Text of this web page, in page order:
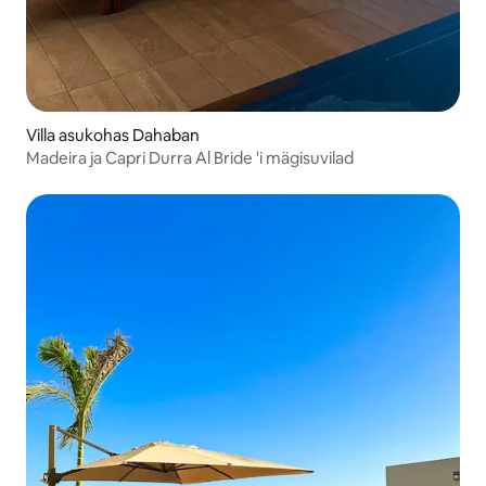
Villa asukohas Dahaban
Madeira ja Capri Durra Al Bride 'i mägisuvilad